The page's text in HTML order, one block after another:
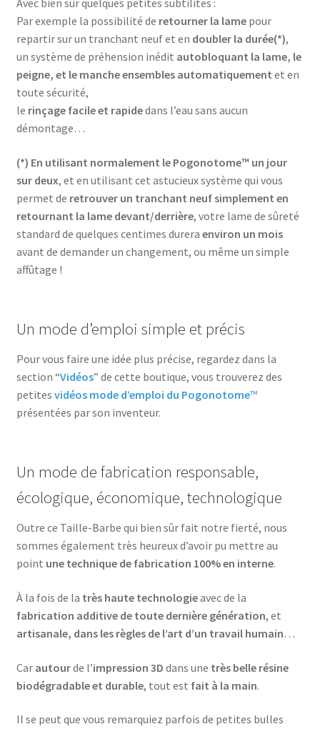
Avec bien sûr quelques petites subtilités :
Par exemple la possibilité de retourner la lamepour
repartir sur un tranchant neuf et en doubler la durée(*),
un système de préhension inédit autobloquant la lame, le
peigne, et le manche ensembles automatiquement et en
toute sécurité,
le rinçage facile et rapidedans l’eau sans aucun
démontage…
(*) En utilisant normalement le Pogonotome™ un jour
sur deux, et en utilisant cet astucieux système qui vous
permet de retrouver un tranchant neuf simplement en
retournant la lame devant/derrière, votre lame de sûreté
standard de quelques centimes durera environ un mois
avant de demander un changement, ou même un simple
affûtage !
Un mode d’emploi simple et précis
Pour vous faire une idée plus précise, regardez dans la
section “Vidéos” de cette boutique, vous trouverez des
petites vidéos mode d’emploi du Pogonotome™
présentées par son inventeur.
Un mode de fabrication responsable,
écologique, économique, technologique
Outre ce Taille-Barbe qui bien sûr fait notre fierté, nous
sommes également très heureux d’avoir pu mettre au
point une technique de fabrication 100% en interne.
À la fois de la très haute technologieavec de la
fabrication additive de toute dernière génération, et
artisanale, dans les règles de l’art d’un travail humain…
Car autourde l’impression 3D dans une très belle résine
biodégradable et durable, tout est fait à la main.
Il se peut que vous remarquiez parfois de petites bulles